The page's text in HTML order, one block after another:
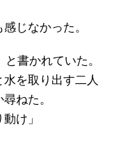
じなかった。
書かれていた。
を取り出す二人
ねた。
け」